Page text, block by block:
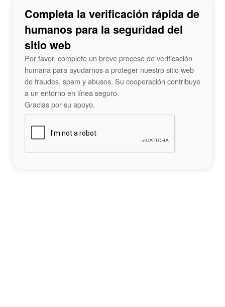
Completa la verificación rápida de
humanos para la seguridad del
sitio web
Por favor, complete un breve proceso de verificación
humana para ayudarnos a proteger nuestro sitio web
de fraudes, spam y abusos. Su cooperación contribuye
a un entorno en línea seguro.
Gracias por su apoyo.